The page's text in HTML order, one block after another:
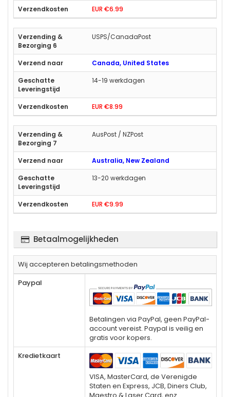
EUR €6.99
USPS/CanadaPost
Canada, United States
14-19 werkdagen
EUR €8.99
AusPost / NZPost
Australia, New Zealand
13-20 werkdagen
EUR €9.99
Betaalmogelijkheden
Wij accepteren betalingsmethoden
Paypal
Betalingen via PayPal, geen PayPal-
account vereist. Paypal is veilig en
gratis voor kopers.
Kredietkaart
VISA, MasterCard, de Verenigde
Staten en Express, JCB, Diners Club,